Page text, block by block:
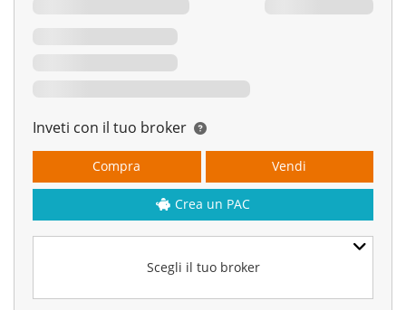
Inveti con il tuo broker
Scegli il tuo broker
Compra Vendi
Crea un PAC